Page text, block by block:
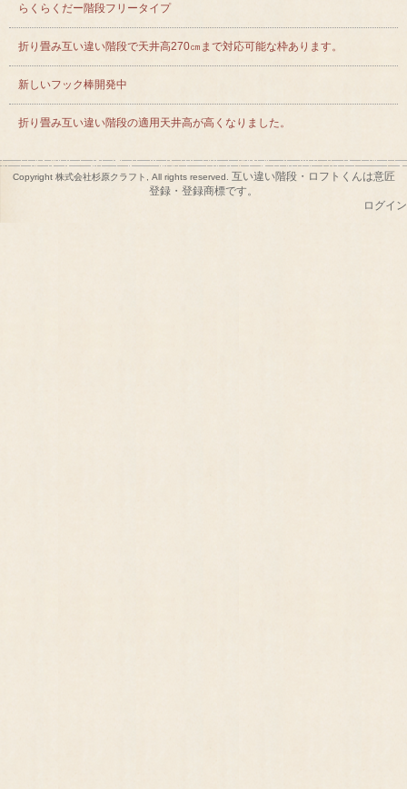
らくらくだー階段フリータイプ
折り畳み互い違い階段で天井高270㎝まで対応可能な枠あります。
新しいフック棒開発中
折り畳み互い違い階段の適用天井高が高くなりました。
Copyright 株式会社杉原クラフト, All rights reserved.
互い違い階段・ロフトくんは意匠
登録・登録商標です。
ログイン